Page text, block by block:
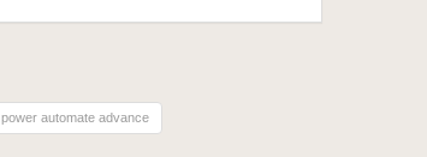
power automate advance